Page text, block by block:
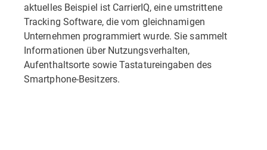
aktuelles Beispiel ist CarrierIQ, eine umstrittene
Tracking Software, die vom gleichnamigen
Unternehmen programmiert wurde. Sie sammelt
Informationen über Nutzungsverhalten,
Aufenthaltsorte sowie Tastatureingaben des
Smartphone-Besitzers.